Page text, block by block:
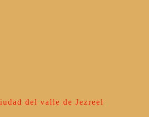
del valle de Jezreel